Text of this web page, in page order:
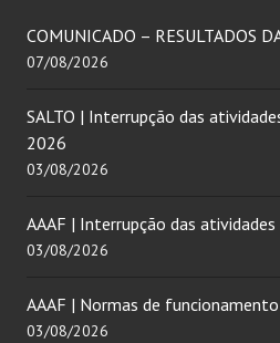
COMUNICADO – RESULTADOS
07/08/2026
SALTO | Interrupção das
2026
03/08/2026
AAAF | Interrupção das
03/08/2026
AAAF | Normas de
03/08/2026